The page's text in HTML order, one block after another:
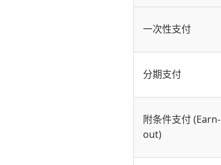
一次性支付
分期支付
附条件支付 (Earn-
out)